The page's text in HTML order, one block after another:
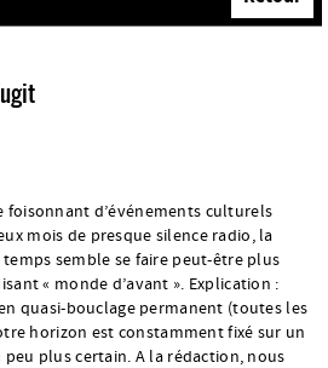
foisonnant d’événements culturels
mois de presque silence radio, la
semble se faire peut-être plus
« monde d’avant ». Explication :
quasi-bouclage permanent (toutes les
horizon est constamment fixé sur un
plus certain. A la rédaction, nous